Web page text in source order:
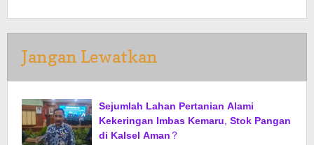
Jangan Lewatkan
Sejumlah Lahan Pertanian Alami
Kekeringan Imbas Kemaru, Stok Pangan
di Kalsel Aman?